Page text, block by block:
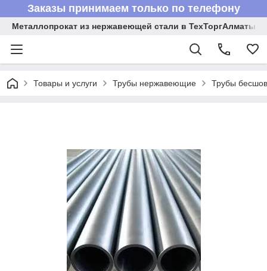
Заказы принимаем только по телефону
Металлопрокат из нержавеющей стали в ТехТоргАлматы
Товары и услуги Трубы нержавеющие Трубы